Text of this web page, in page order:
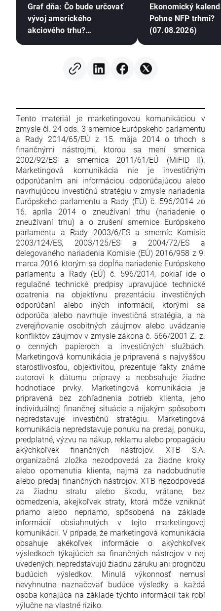
Graf dňa: Čo bude určovať
vývoj amerického
akciového trhu?
Ekonomický
Pohne NFP trhmi?
(07.08.2026)
Tento materiál je marketingovou komunikáciou v
zmysle čl. 24 ods. 3 smernice Európskeho parlamentu
a Rady 2014/65/EÚ z 15. mája 2014 o trhoch s
finančnými nástrojmi, ktorou sa mení smernica
2002/92/ES a smernica 2011/61/EÚ (MiFID II).
Marketingová komunikácia nie je investičným
odporúčaním ani informáciou odporúčajúcou alebo
navrhujúcou investičnú stratégiu v zmysle nariadenia
Európskeho parlamentu a Rady (EÚ) č. 596/2014 zo
16. apríla 2014 o zneužívaní trhu (nariadenie o
zneužívaní trhu) a o zrušení smernice Európskeho
parlamentu a Rady 2003/6/ES a smerníc Komisie
2003/124/ES, 2003/125/ES a 2004/72/ES a
delegovaného nariadenia Komisie (EÚ) 2016/958 z 9.
marca 2016, ktorým sa dopĺňa nariadenie Európskeho
parlamentu a Rady (EÚ) č. 596/2014, pokiaľ ide o
regulačné technické predpisy upravujúce technické
opatrenia na objektívnu prezentáciu investičných
odporúčaní alebo iných informácií, ktorými sa
odporúča alebo navrhuje investičná stratégia, a na
zverejňovanie osobitných záujmov alebo uvádzanie
konfliktov záujmov v zmysle zákona č. 566/2001 Z. z.
o cenných papieroch a investičných službách.
Marketingová komunikácia je pripravená s najvyššou
starostlivosťou, objektivitou, prezentuje fakty známe
autorovi k dátumu prípravy a neobsahuje žiadne
hodnotiace prvky. Marketingová komunikácia je
pripravená bez zohľadnenia potrieb klienta, jeho
individuálnej finančnej situácie a nijakým spôsobom
nepredstavuje investičnú stratégiu. Marketingová
komunikácia nepredstavuje ponuku na predaj, ponuku,
predplatné, výzvu na nákup, reklamu alebo propagáciu
akýchkoľvek finančných nástrojov. XTB S.A.
organizačná zložka nezodpovedá za žiadne kroky
alebo opomenutia klienta, najmä za nadobudnutie
alebo predaj finančných nástrojov. XTB nezodpovedá
za žiadnu stratu alebo škodu, vrátane, bez
obmedzenia, akejkoľvek straty, ktorá môže vzniknúť
priamo alebo nepriamo, spôsobená na základe
informácií obsiahnutých v tejto marketingovej
komunikácii. V prípade, že marketingová komunikácia
obsahuje akékoľvek informácie o akýchkoľvek
výsledkoch týkajúcich sa finančných nástrojov v nej
uvedených, nepredstavujú žiadnu záruku ani prognózu
budúcich výsledkov. Minulá výkonnosť nemusí
nevyhnutne naznačovať budúce výsledky a každá
osoba konajúca na základe týchto informácií tak robí
výlučne na vlastné riziko.